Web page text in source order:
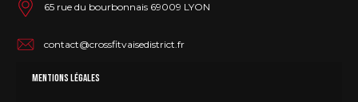
65 rue du bourbonnais 69009 LYON
contact@crossfitvaisedistrict.fr
Mentions légales